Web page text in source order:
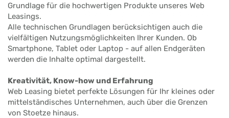
Grundlage für die hochwertigen Produkte unseres Web
Leasings.
Alle technischen Grundlagen berücksichtigen auch die
vielfältigen Nutzungsmöglichkeiten Ihrer Kunden. Ob
Smartphone, Tablet oder Laptop - auf allen Endgeräten
werden die Inhalte optimal dargestellt.
Kreativität, Know-how und Erfahrung
Web Leasing bietet perfekte Lösungen für Ihr kleines oder
mittelständisches Unternehmen, auch über die Grenzen
von Stoetze hinaus.